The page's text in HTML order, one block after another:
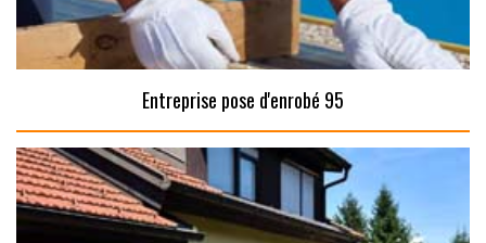
Entreprise pose d'enrobé 95